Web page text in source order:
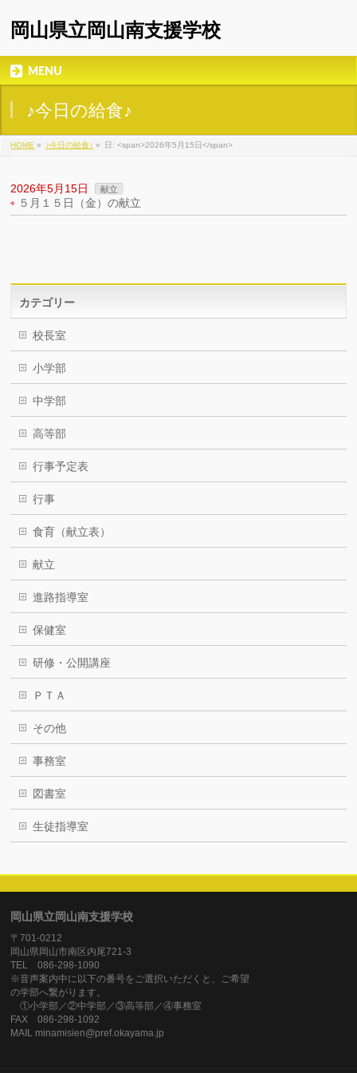
岡山県立岡山南支援学校
MENU
♪今日の給食♪
HOME » ♪今日の給食♪ » 日: <span>2026年5月15日</span>
2026年5月15日 献立
５月１５日（金）の献立
カテゴリー
校長室
小学部
中学部
高等部
行事予定表
行事
食育（献立表）
献立
進路指導室
保健室
研修・公開講座
ＰＴＡ
その他
事務室
図書室
生徒指導室
岡山県立岡山南支援学校
〒701-0212
岡山県岡山市南区内尾721-3
TEL 086-298-1090
※音声案内中に以下の番号をご選択いただくと、ご希望
の学部へ繋がります。
①小学部／②中学部／③高等部／④事務室
FAX 086-298-1092
MAIL minamisien@pref.okayama.jp